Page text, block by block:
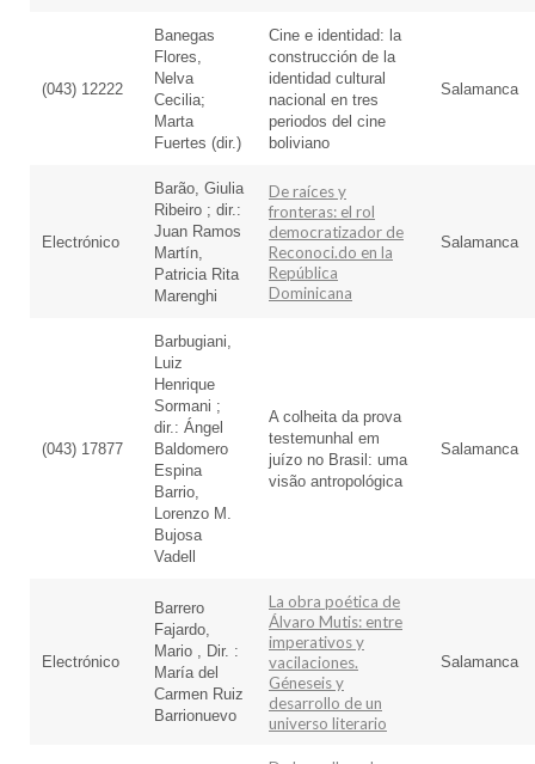
(043) 12222
Banegas
Flores,
Nelva
Cecilia;
Marta
Fuertes (dir.)
Cine e identidad: la
construcción de la
identidad cultural
nacional en tres
periodos del cine
boliviano
Salamanca
Electrónico
Barão, Giulia
Ribeiro ; dir.:
Juan Ramos
Martín,
Patricia Rita
Marenghi
De raíces y
fronteras: el rol
democratizador de
Reconoci.do en la
República
Dominicana
Salamanca
(043) 17877
Barbugiani,
Luiz
Henrique
Sormani ;
dir.: Ángel
Baldomero
Espina
Barrio,
Lorenzo M.
Bujosa
Vadell
A colheita da prova
testemunhal em
juízo no Brasil: uma
visão antropológica
Salamanca
Electrónico
Barrero
Fajardo,
Mario , Dir. :
María del
Carmen Ruiz
Barrionuevo
La obra poética de
Álvaro Mutis: entre
imperativos y
vacilaciones.
Géneseis y
desarrollo de un
universo literario
Salamanca